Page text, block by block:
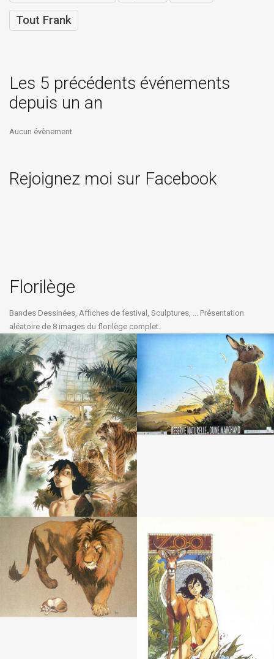
Tout Frank
Les 5 précédents événements
depuis un an
Aucun évènement
Rejoignez moi sur Facebook
Florilège
Bandes Dessinées, Affiches de festival, Sculptures, ... Présentation
aléatoire de 8 images du florilège complet.
0